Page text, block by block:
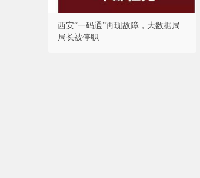
西安“一码通”再现故障，大数据局
局长被停职